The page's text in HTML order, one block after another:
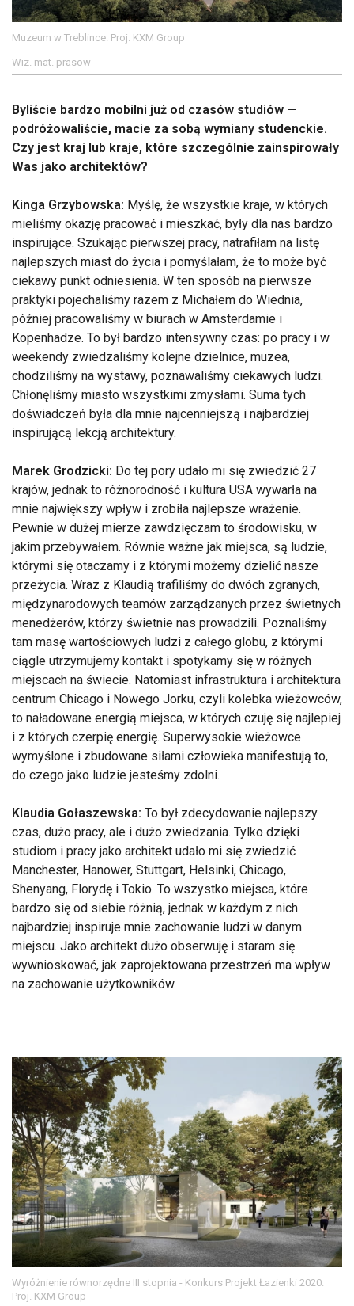
Muzeum w Treblince. Proj. KXM Group
Wiz. mat. prasow
Byliście bardzo mobilni już od czasów studiów —
podróżowaliście, macie za sobą wymiany studenckie.
Czy jest kraj lub kraje, które szczególnie zainspirowały
Was jako architektów?
Kinga Grzybowska: Myślę, że wszystkie kraje, w których
mieliśmy okazję pracować i mieszkać, były dla nas bardzo
inspirujące. Szukając pierwszej pracy, natrafiłam na listę
najlepszych miast do życia i pomyślałam, że to może być
ciekawy punkt odniesienia. W ten sposób na pierwsze
praktyki pojechaliśmy razem z Michałem do Wiednia,
później pracowaliśmy w biurach w Amsterdamie i
Kopenhadze. To był bardzo intensywny czas: po pracy i w
weekendy zwiedzaliśmy kolejne dzielnice, muzea,
chodziliśmy na wystawy, poznawaliśmy ciekawych ludzi.
Chłonęliśmy miasto wszystkimi zmysłami. Suma tych
doświadczeń była dla mnie najcenniejszą i najbardziej
inspirującą lekcją architektury.
Marek Grodzicki: Do tej pory udało mi się zwiedzić 27
krajów, jednak to różnorodność i kultura USA wywarła na
mnie największy wpływ i zrobiła najlepsze wrażenie.
Pewnie w dużej mierze zawdzięczam to środowisku, w
jakim przebywałem. Równie ważne jak miejsca, są ludzie,
którymi się otaczamy i z którymi możemy dzielić nasze
przeżycia. Wraz z Klaudią trafiliśmy do dwóch zgranych,
międzynarodowych teamów zarządzanych przez świetnych
menedżerów, którzy świetnie nas prowadzili. Poznaliśmy
tam masę wartościowych ludzi z całego globu, z którymi
ciągle utrzymujemy kontakt i spotykamy się w różnych
miejscach na świecie. Natomiast infrastruktura i architektura
centrum Chicago i Nowego Jorku, czyli kolebka wieżowców,
to naładowane energią miejsca, w których czuję się najlepiej
i z których czerpię energię. Superwysokie wieżowce
wymyślone i zbudowane siłami człowieka manifestują to,
do czego jako ludzie jesteśmy zdolni.
Klaudia Gołaszewska: To był zdecydowanie najlepszy
czas, dużo pracy, ale i dużo zwiedzania. Tylko dzięki
studiom i pracy jako architekt udało mi się zwiedzić
Manchester, Hanower, Stuttgart, Helsinki, Chicago,
Shenyang, Florydę i Tokio. To wszystko miejsca, które
bardzo się od siebie różnią, jednak w każdym z nich
najbardziej inspiruje mnie zachowanie ludzi w danym
miejscu. Jako architekt dużo obserwuję i staram się
wywnioskować, jak zaprojektowana przestrzeń ma wpływ
na zachowanie użytkowników.
Wyróżnienie równorzędne III stopnia - Konkurs Projekt Łazienki 2020.
Proj. KXM Group